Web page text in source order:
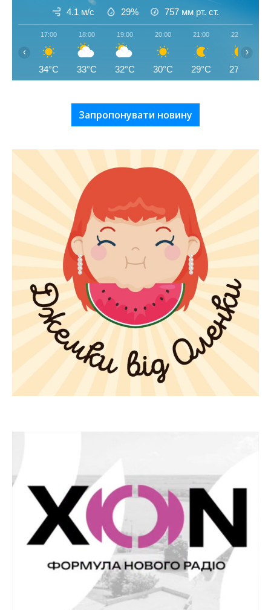
4.1 м/с 29% 757 мм рт. ст.
17:00
34°C
18:00
33°C
19:00
32°C
20:00
30°C
21:00
29°C
22:00
27°C
‹ ›
Запропонувати новину